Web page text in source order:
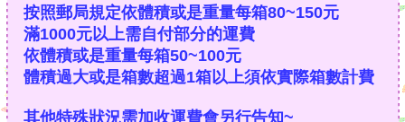
按照郵局規定依體積或是重量每箱80~150元
滿1000元以上需自付部分的運費
依體積或是重量每箱50~100元
體積過大或是箱數超過1箱以上須依實際箱數計費
其他特殊狀況需加收運費會另行告知~